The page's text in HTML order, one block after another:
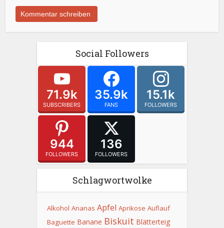
Social Followers
71.9k
SUBSCRIBERS
35.9k
FANS
15.1k
FOLLOWERS
944
FOLLOWERS
136
FOLLOWERS
Schlagwortwolke
Alkohol Ananas Apfel Aprikose Auflauf
Baguette Banane Biskuit Blätterteig